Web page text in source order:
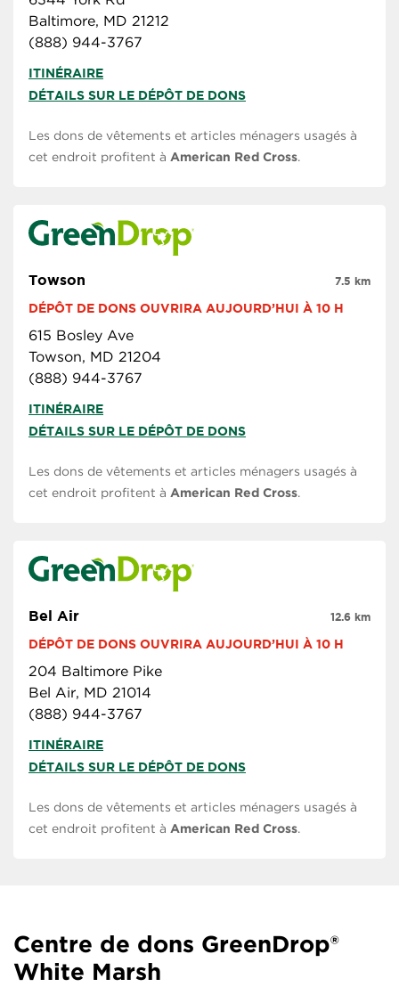
Baltimore, MD 21212
(888) 944-3767
ITINÉRAIRE
DÉTAILS SUR LE DÉPÔT DE DONS
Les dons de vêtements et articles ménagers usagés à
cet endroit profitent à American Red Cross.
Towson
DÉPÔT DE DONS OUVRIRA AUJOURD’HUI À 10 H
615 Bosley Ave
Towson, MD 21204
(888) 944-3767
7.5 km
ITINÉRAIRE
DÉTAILS SUR LE DÉPÔT DE DONS
Les dons de vêtements et articles ménagers usagés à
cet endroit profitent à American Red Cross.
Bel Air
DÉPÔT DE DONS OUVRIRA AUJOURD’HUI À 10 H
204 Baltimore Pike
Bel Air, MD 21014
(888) 944-3767
12.6 km
ITINÉRAIRE
DÉTAILS SUR LE DÉPÔT DE DONS
Les dons de vêtements et articles ménagers usagés à
cet endroit profitent à American Red Cross.
Centre de dons GreenDrop®
White Marsh